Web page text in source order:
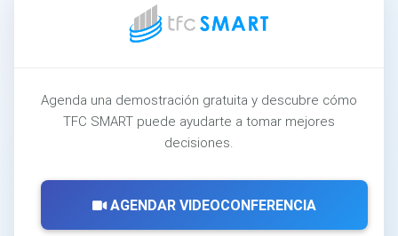
Agenda una demostración gratuita y descubre cómo
TFC SMART puede ayudarte a tomar mejores
decisiones.
AGENDAR VIDEOCONFERENCIA